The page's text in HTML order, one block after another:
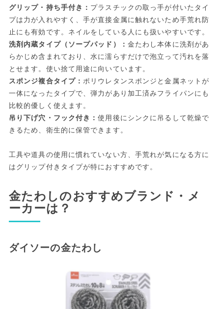
グリップ・持ち手付き： プラスチックの取っ手が付いたタイ
プは力が入れやすく、手が直接金属に触れないため手荒れ防
止にも有効です。ネイルをしている人にも扱いやすいです。
洗剤内蔵タイプ（ソープパッド）： 金たわし本体に洗剤があ
らかじめ含まれており、水に濡らすだけで泡立って汚れを落
とせます。使い捨て用途に向いています。
スポンジ複合タイプ： ポリウレタンスポンジと金属ネットが
一体になったタイプで、弾力があり加工済みフライパンにも
比較的優しく使えます。
吊り下げ穴・フック付き：使用後にシンクに吊るして乾燥で
きるため、衛生的に保管できます。
工具や道具の使用に慣れていない方、手荒れが気になる方に
はグリップ付きタイプが特におすすめです。
金たわしのおすすめブランド・メ
ーカーは？
ダイソーの金たわし